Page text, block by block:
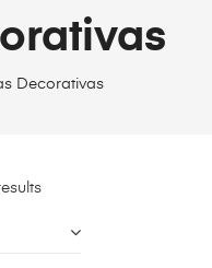
Decorativas